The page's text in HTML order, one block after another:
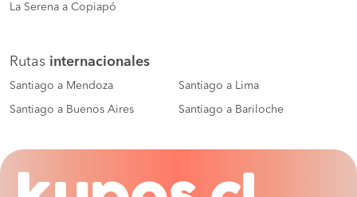
La Serena a Copiapó
Rutas internacionales
Santiago a Mendoza Santiago a Lima
Santiago a Buenos Aires Santiago a Bariloche